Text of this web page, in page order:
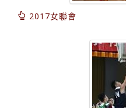
2017女聯會